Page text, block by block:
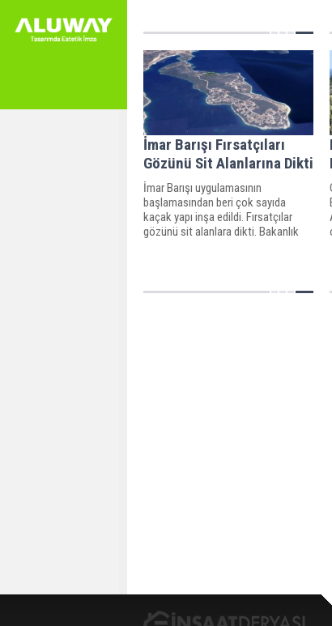
İmar Barışı Fırsatçıları
Gözünü Sit Alanlarına Dikti
İmar Barışı uygulamasının
başlamasından beri çok sayıda
kaçak yapı inşa edildi. Fırsatçılar
gözünü sit alanlara dikti. Bakanlık